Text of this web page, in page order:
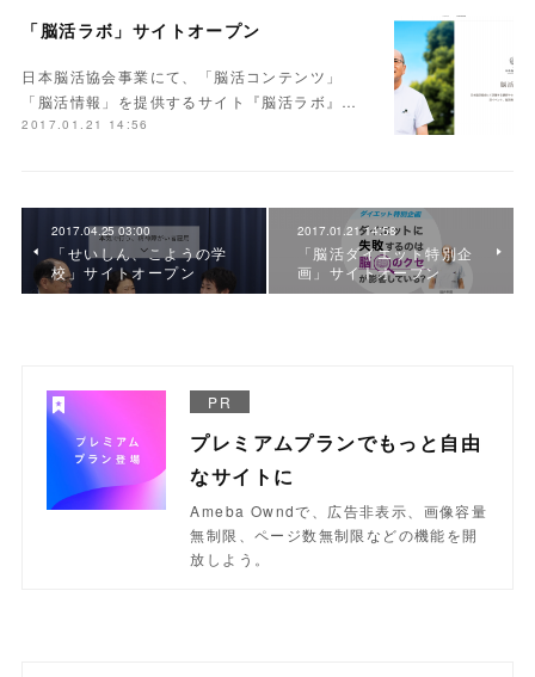
「脳活ラボ」サイトオープン
日本脳活協会事業にて、「脳活コンテンツ」
「脳活情報」を提供するサイト『脳活ラボ』…
2017.01.21 14:56
2017.04.25 03:00
「せいしん、こようの学
校」サイトオープン
2017.01.21 14:58
「脳活ダイエット特別企
画」サイトオープン
PR
プレミアムプランでもっと自由
なサイトに
Ameba Owndで、広告非表示、画像容量
無制限、ページ数無制限などの機能を開
放しよう。